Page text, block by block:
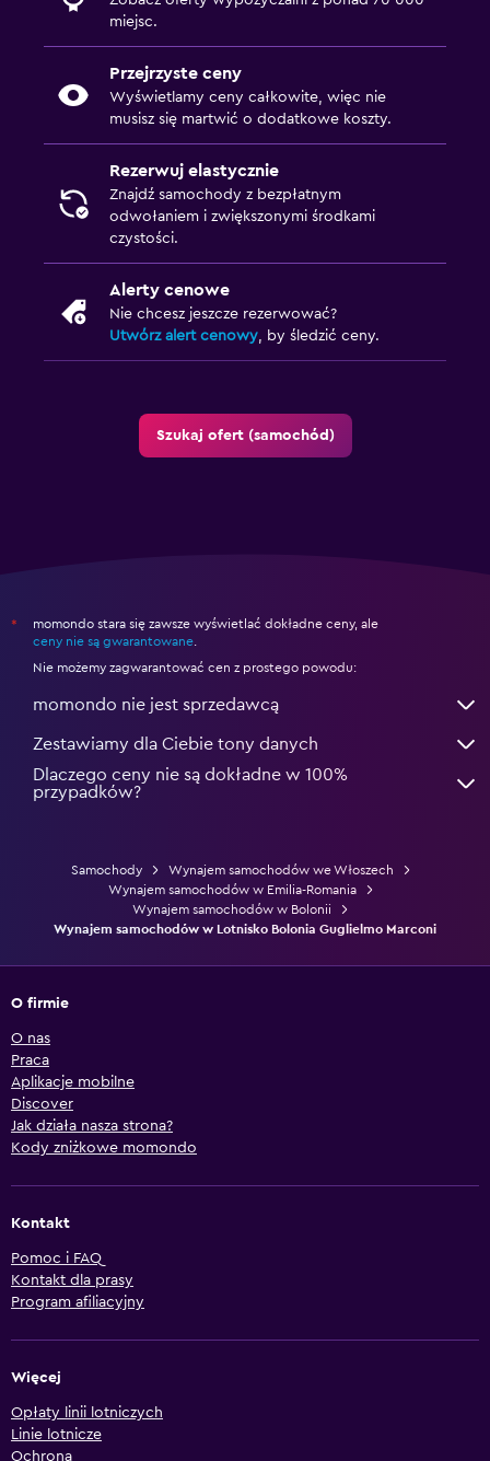
miejsc.
Przejrzyste ceny
Wyświetlamy ceny całkowite, więc nie
musisz się martwić o dodatkowe koszty.
Rezerwuj elastycznie
Znajdź samochody z bezpłatnym
odwołaniem i zwiększonymi środkami
czystości.
Alerty cenowe
Nie chcesz jeszcze rezerwować?
Utwórz alert cenowy, by śledzić ceny.
Szukaj ofert (samochód)
*
momondo stara się zawsze wyświetlać dokładne ceny, ale
ceny nie są gwarantowane.
Nie możemy zagwarantować cen z prostego powodu:
momondo nie jest sprzedawcą
Zestawiamy dla Ciebie tony danych
Dlaczego ceny nie są dokładne w 100%
przypadków?
Samochody
Wynajem samochodów we Włoszech
Wynajem samochodów w Emilia-Romania
Wynajem samochodów w Bolonii
Wynajem samochodów w Lotnisko Bolonia Guglielmo Marconi
O firmie
O nas
Praca
Aplikacje mobilne
Discover
Jak działa nasza strona?
Kody zniżkowe momondo
Kontakt
Pomoc i FAQ
Kontakt dla prasy
Program afiliacyjny
Więcej
Opłaty linii lotniczych
Linie lotnicze
Ochrona